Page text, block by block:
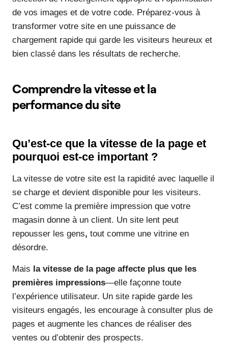
de vos images et de votre code. Préparez-vous à
transformer votre site en une puissance de
chargement rapide qui garde les visiteurs heureux et
bien classé dans les résultats de recherche.
Comprendre la vitesse et la
performance du site
Qu’est-ce que la vitesse de la page et
pourquoi est-ce important ?
La vitesse de votre site est la rapidité avec laquelle il
se charge et devient disponible pour les visiteurs.
C’est comme la première impression que votre
magasin donne à un client. Un site lent peut
repousser les gens, tout comme une vitrine en
désordre.
Mais la vitesse de la page affecte plus que les
premières impressions—elle façonne toute
l’expérience utilisateur. Un site rapide garde les
visiteurs engagés, les encourage à consulter plus de
pages et augmente les chances de réaliser des
ventes ou d’obtenir des prospects.